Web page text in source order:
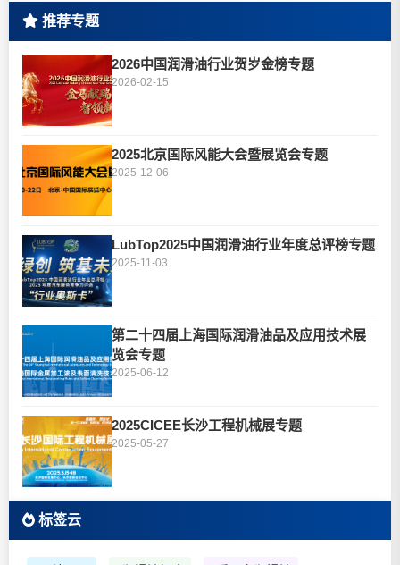
推荐专题
2026中国润滑油行业贺岁金榜专题
2026-02-15
2025北京国际风能大会暨展览会专题
2025-12-06
LubTop2025中国润滑油行业年度总评榜专题
2025-11-03
第二十四届上海国际润滑油品及应用技术展
览会专题
2025-06-12
2025CICEE长沙工程机械展专题
2025-05-27
标签云